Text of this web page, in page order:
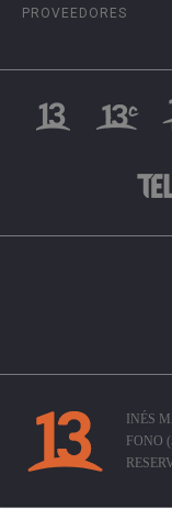
PROVEEDORES
INÉS
FONO